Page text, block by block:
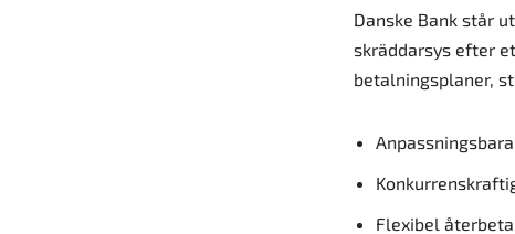
Danske Bank står
skräddarsys efter
betalningsplaner,
Flexibel